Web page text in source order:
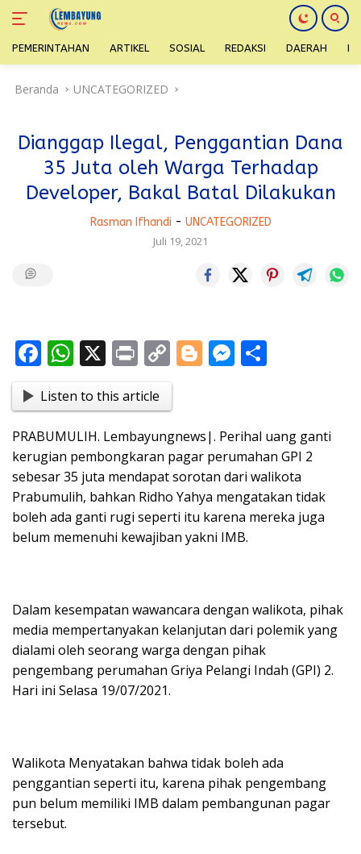
PEMERINTAHAN ARTIKEL SOSIAL REDAKSI DAERAH
Beranda UNCATEGORIZED
Dianggap Ilegal, Penggantian Dana
35 Juta oleh Warga Terhadap
Developer, Bakal Batal Dilakukan
Rasman Ifhandi - UNCATEGORIZED
Juli 19, 2021
F
e
b
o
o
k
W
at
s
A
p
p
X Pr
t
C
o
p
y
Li
n
k
Bl
g
er
M
e
n
g
er
e
Listen to this article
PRABUMULIH. Lembayungnews|. Perihal uang ganti
kerugian pembongkaran pagar perumahan GPI 2
sebesar 35 juta mendapat sorotan dari walikota
Prabumulih, bahkan Ridho Yahya mengatakan tidak
boleh ada ganti rugi seperti itu karena mereka juga
belum memenuhi kewajiban yakni IMB.
Dalam kesempatan wawancara dengan walikota, pihak
media mempertanyakan kelanjutan dari polemik yang
dialami oleh seorang warga dengan pihak
pengembang perumahan Griya Pelangi Indah (GPI) 2.
Hari ini Selasa 19/07/2021.
Walikota Menyatakan bahwa tidak boleh ada
penggantian seperti itu, karena pihak pengembang
pun belum memiliki IMB dalam pembangunan pagar
tersebut.